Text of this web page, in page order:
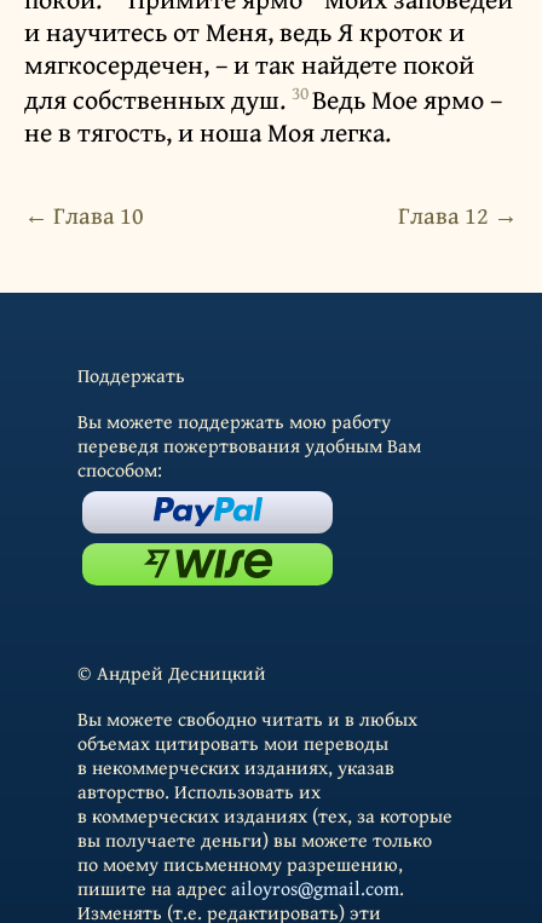
и научитесь от Меня, ведь Я кроток и
мягкосердечен, – и так найдете покой
для собственных душ. 30Ведь Мое ярмо –
не в тягость, и ноша Моя легка.
← Глава 10 Глава 12 →
Поддержать
Вы можете поддержать мою работу
переведя пожертвования удобным Вам
способом:
© Андрей Десницкий
Вы можете свободно читать и в любых
объемах цитировать мои переводы
в некоммерческих изданиях, указав
авторство. Использовать их
в коммерческих изданиях (тех, за которые
вы получаете деньги) вы можете только
по моему письменному разрешению,
пишите на адресailoyros@gmail.com.
Изменять (т.е. редактировать) эти